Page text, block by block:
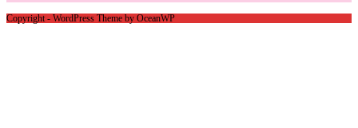
Copyright - WordPress Theme by OceanWP